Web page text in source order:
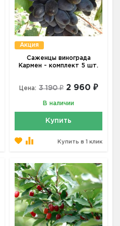
Акция
Саженцы винограда
Кармен - комплект 5 шт.
Цена: 3 190 ₽ 2 960 ₽
В наличии
Купить
Купить в 1 клик